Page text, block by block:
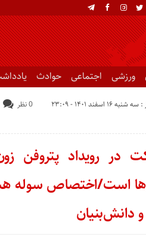
ورزشی اجتماعی حوادث
۱۶ اسفند ۱۴۰۱ - ۲۳:۰۹
0 نظر
۵۲۷ شرکت در رویداد
است/اختصاص سوله
دانش‌بنیان